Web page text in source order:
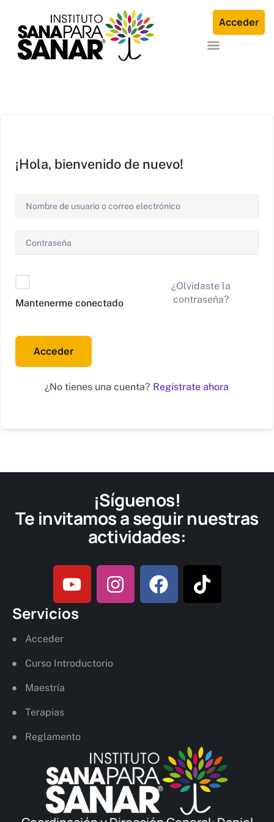
Acceder
¡Hola, bienvenido de nuevo!
Mantenerme conectado
¿Olvidaste la
contraseña?
Acceder
¿No tienes una cuenta? Regístrate ahora
¡Síguenos!
Te invitamos a seguir nuestras
actividades:
Servicios
Acceder
Curso Introductorio
Maestría
Terapias
Reglamento